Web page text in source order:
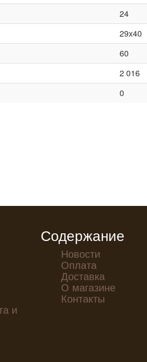
24
29х40
60
2 016
0
и
Содержание
Новости
Оплата
Доставка
О магазине
Контакты